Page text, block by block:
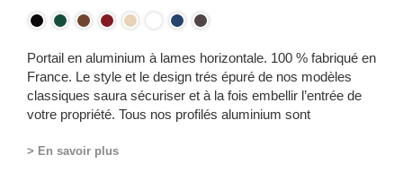
Portail en aluminium à lames horizontale. 100 % fabriqué en
France. Le style et le design trés épuré de nos modèles
classiques saura sécuriser et à la fois embellir l’entrée de
votre propriété. Tous nos profilés aluminium sont
flexion et à la torsion. En plus, notre système d’équerre de
> En savoir plus